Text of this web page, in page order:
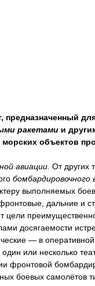
ракетами и
объектов
авиации. От других
бомбардировочного
выполняемых
дальние и
цели
досягаемости
— в
или несколько
фронтовой
боевых самолётов